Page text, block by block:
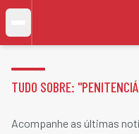
TUDO SOBRE: "
Acompanhe as últimas